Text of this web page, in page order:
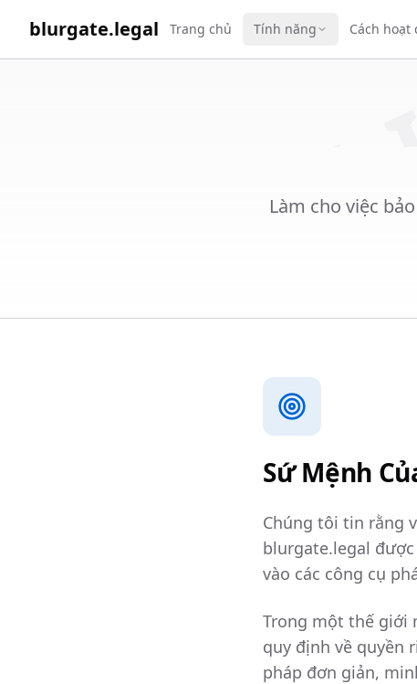
blurgate.legal Trang chủ Tính năng Cách hoạt
Làm cho việc
Sứ Mệnh
Chúng tôi tin rằng
blurgate.legal
vào các công cụ
Trong một thế giới
quy định về quyền
pháp đơn giản,